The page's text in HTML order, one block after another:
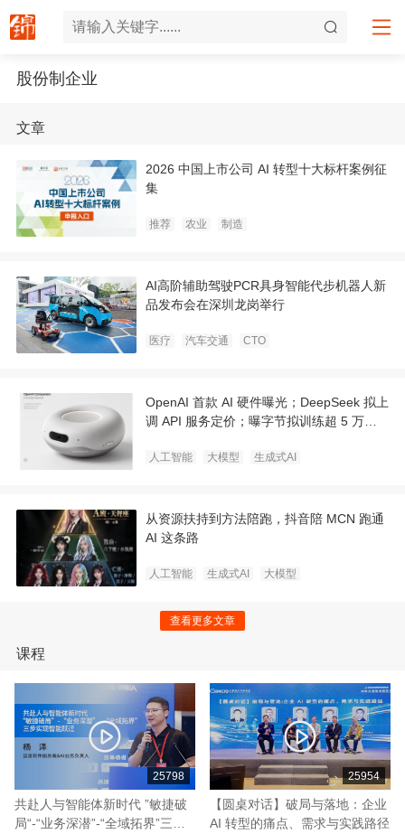
股份制企业
文章
2026 中国上市公司 AI 转型十大标杆案例征
集
推荐 农业 制造
AI高阶辅助驾驶PCR具身智能代步机器人新
品发布会在深圳龙岗举行
医疗 汽车交通 CTO
OpenAI 首款 AI 硬件曝光；DeepSeek 拟上
调 API 服务定价；曝字节拟训练超 5 万亿
人工智能 大模型 生成式AI
从资源扶持到方法陪跑，抖音陪 MCN 跑通
AI 这条路
人工智能 生成式AI 大模型
查看更多文章
课程
25798
共赴人与智能体新时代 ”敏捷破
局“-“业务深潜”-“全域拓界”三步
25954
【圆桌对话】破局与落地：企业
AI 转型的痛点、需求与实践路径